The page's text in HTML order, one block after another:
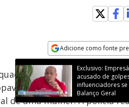
Adicione como fonte
Opens in new window
Exclusivo:
acusado de
influenciadores
Balanço Geral
Velocidade
do ‘Boa noite,
e roubavam as vítimas
de uma mulher. A polícia